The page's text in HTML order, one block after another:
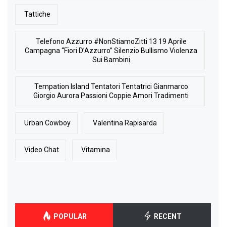
Tattiche
Telefono Azzurro #NonStiamoZitti 13 19 Aprile
Campagna “Fiori D’Azzurro” Silenzio Bullismo Violenza
Sui Bambini
Tempation Island Tentatori Tentatrici Gianmarco
Giorgio Aurora Passioni Coppie Amori Tradimenti
Urban Cowboy Valentina Rapisarda
Video Chat Vitamina
POPULAR RECENT